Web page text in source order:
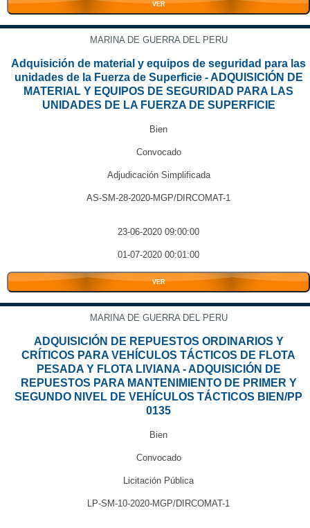
VER
MARINA DE GUERRA DEL PERU
Adquisición de material y equipos de seguridad para las
unidades de la Fuerza de Superficie - ADQUISICIÓN DE
MATERIAL Y EQUIPOS DE SEGURIDAD PARA LAS
UNIDADES DE LA FUERZA DE SUPERFICIE
Bien
Convocado
Adjudicación Simplificada
AS-SM-28-2020-MGP/DIRCOMAT-1
23-06-2020 09:00:00
01-07-2020 00:01:00
VER
MARINA DE GUERRA DEL PERU
ADQUISICIÓN DE REPUESTOS ORDINARIOS Y
CRÍTICOS PARA VEHÍCULOS TÁCTICOS DE FLOTA
PESADA Y FLOTA LIVIANA - ADQUISICIÓN DE
REPUESTOS PARA MANTENIMIENTO DE PRIMER Y
SEGUNDO NIVEL DE VEHÍCULOS TÁCTICOS BIEN/PP
0135
Bien
Convocado
Licitación Pública
LP-SM-10-2020-MGP/DIRCOMAT-1